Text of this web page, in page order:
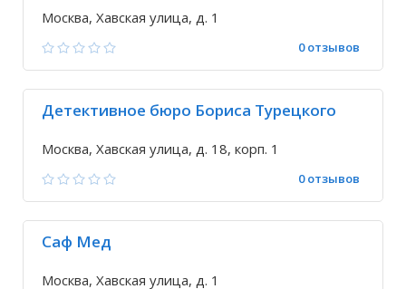
Москва, Хавская улица, д. 1
0 отзывов
Детективное бюро Бориса Турецкого
Москва, Хавская улица, д. 18, корп. 1
0 отзывов
Саф Мед
Москва, Хавская улица, д. 1